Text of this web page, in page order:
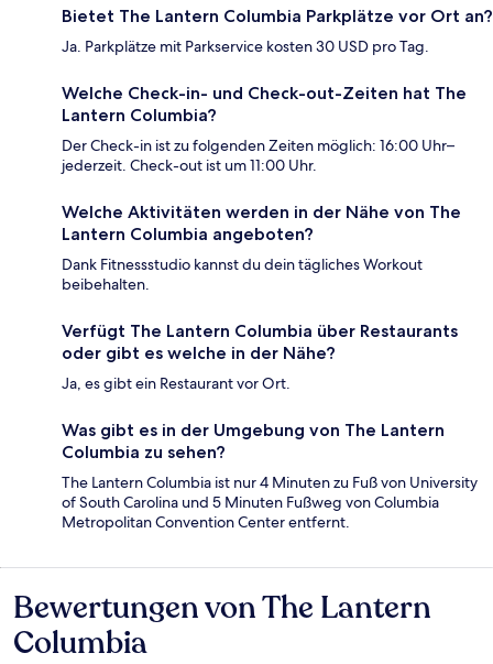
Bietet The Lantern Columbia Parkplätze vor Ort an?
Ja. Parkplätze mit Parkservice kosten 30 USD pro Tag.
Welche Check-in- und Check-out-Zeiten hat The
Lantern Columbia?
Der Check-in ist zu folgenden Zeiten möglich: 16:00 Uhr–
jederzeit. Check-out ist um 11:00 Uhr.
Welche Aktivitäten werden in der Nähe von The
Lantern Columbia angeboten?
Dank Fitnessstudio kannst du dein tägliches Workout
beibehalten.
Verfügt The Lantern Columbia über Restaurants
oder gibt es welche in der Nähe?
Ja, es gibt ein Restaurant vor Ort.
Was gibt es in der Umgebung von The Lantern
Columbia zu sehen?
The Lantern Columbia ist nur 4 Minuten zu Fuß von University
of South Carolina und 5 Minuten Fußweg von Columbia
Metropolitan Convention Center entfernt.
Bewertungen
Bewertungen von The Lantern
Columbia